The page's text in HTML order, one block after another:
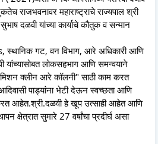
राजभवनावर महाराष्ट्राचे राज्यपाल श्री
दळवी यांच्या कार्याचे कौतुक व सन्मान
स्थानिक गट, वन विभाग, आरे अधिकारी आणि
यांच्यासोबत लोकसहभाग आणि समन्वयाने
"मिशन क्लीन आरे कॉलनी" साठी काम करत
पाड्यांना भेटी देऊन स्वच्छता आणि
आहेत.श्री.दळवी हे खूप उत्साही आहेत आणि
क्षेत्रात सुमारे 27 वर्षांचा प्रदीर्घ असा